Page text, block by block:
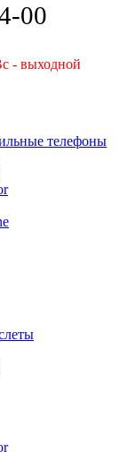
00
- выходной
телефоны